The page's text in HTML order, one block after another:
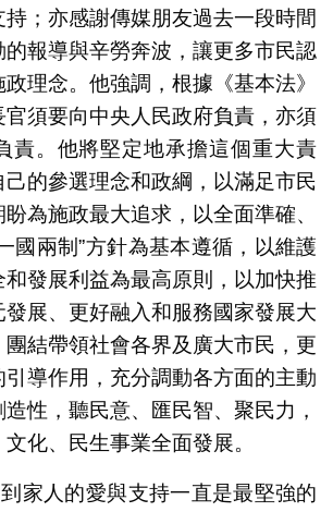
；亦感謝傳媒朋友過去一段時間
的報導與辛勞奔波，讓更多市民認
理念。他強調，根據《基本法》
官須要向中央人民政府負責，亦須
責。他將堅定地承擔這個重大責
的參選理念和政綱，以滿足市民
為施政最大追求，以全面準確、
國兩制”方針為基本遵循，以維護
和發展利益為最高原則，以加快推
展、更好融入和服務國家發展大
團結帶領社會各界及廣大市民，更
導作用，充分調動各方面的主動
性，聽民意、匯民智、聚民力，
化、民生事業全面發展。
家人的愛與支持一直是最堅強的